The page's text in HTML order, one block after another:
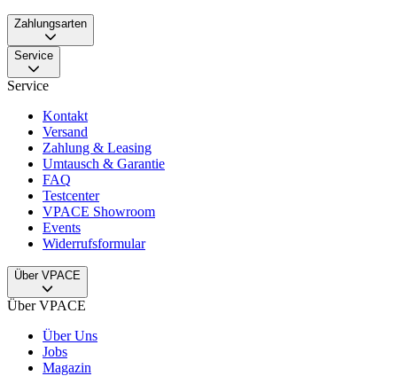
Zahlungsarten
Service
Service
Kontakt
Versand
Zahlung & Leasing
Umtausch & Garantie
FAQ
Testcenter
VPACE Showroom
Events
Widerrufsformular
Über VPACE
Über VPACE
Über Uns
Jobs
Magazin